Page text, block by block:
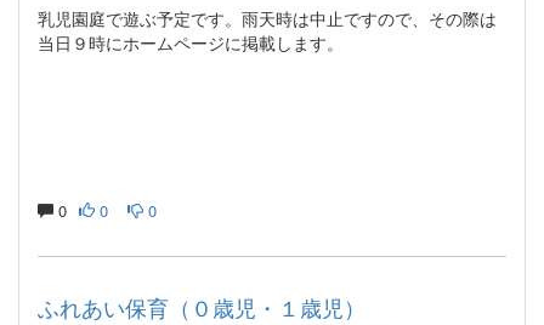
乳児園庭で遊ぶ予定です。雨天時は中止ですので、その際は
当日９時にホームページに掲載します。
0 0 0
ふれあい保育（０歳児・１歳児）